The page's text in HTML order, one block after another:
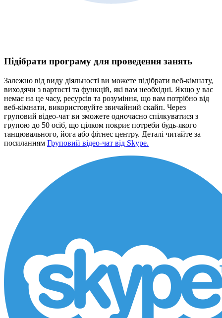
Підібрати програму для проведення занять
Залежно від виду діяльності ви можете підібрати веб-кімнату,
виходячи з вартості та функцій, які вам необхідні. Якщо у вас
немає на це часу, ресурсів та розуміння, що вам потрібно від
веб-кімнати, використовуйте звичайний скайп. Через
груповий відео-чат ви зможете одночасно спілкуватися з
групою до 50 осіб, що цілком покриє потреби будь-якого
танцювального, йога або фітнес центру. Деталі читайте за
посиланням Груповий відео-чат від Skype.